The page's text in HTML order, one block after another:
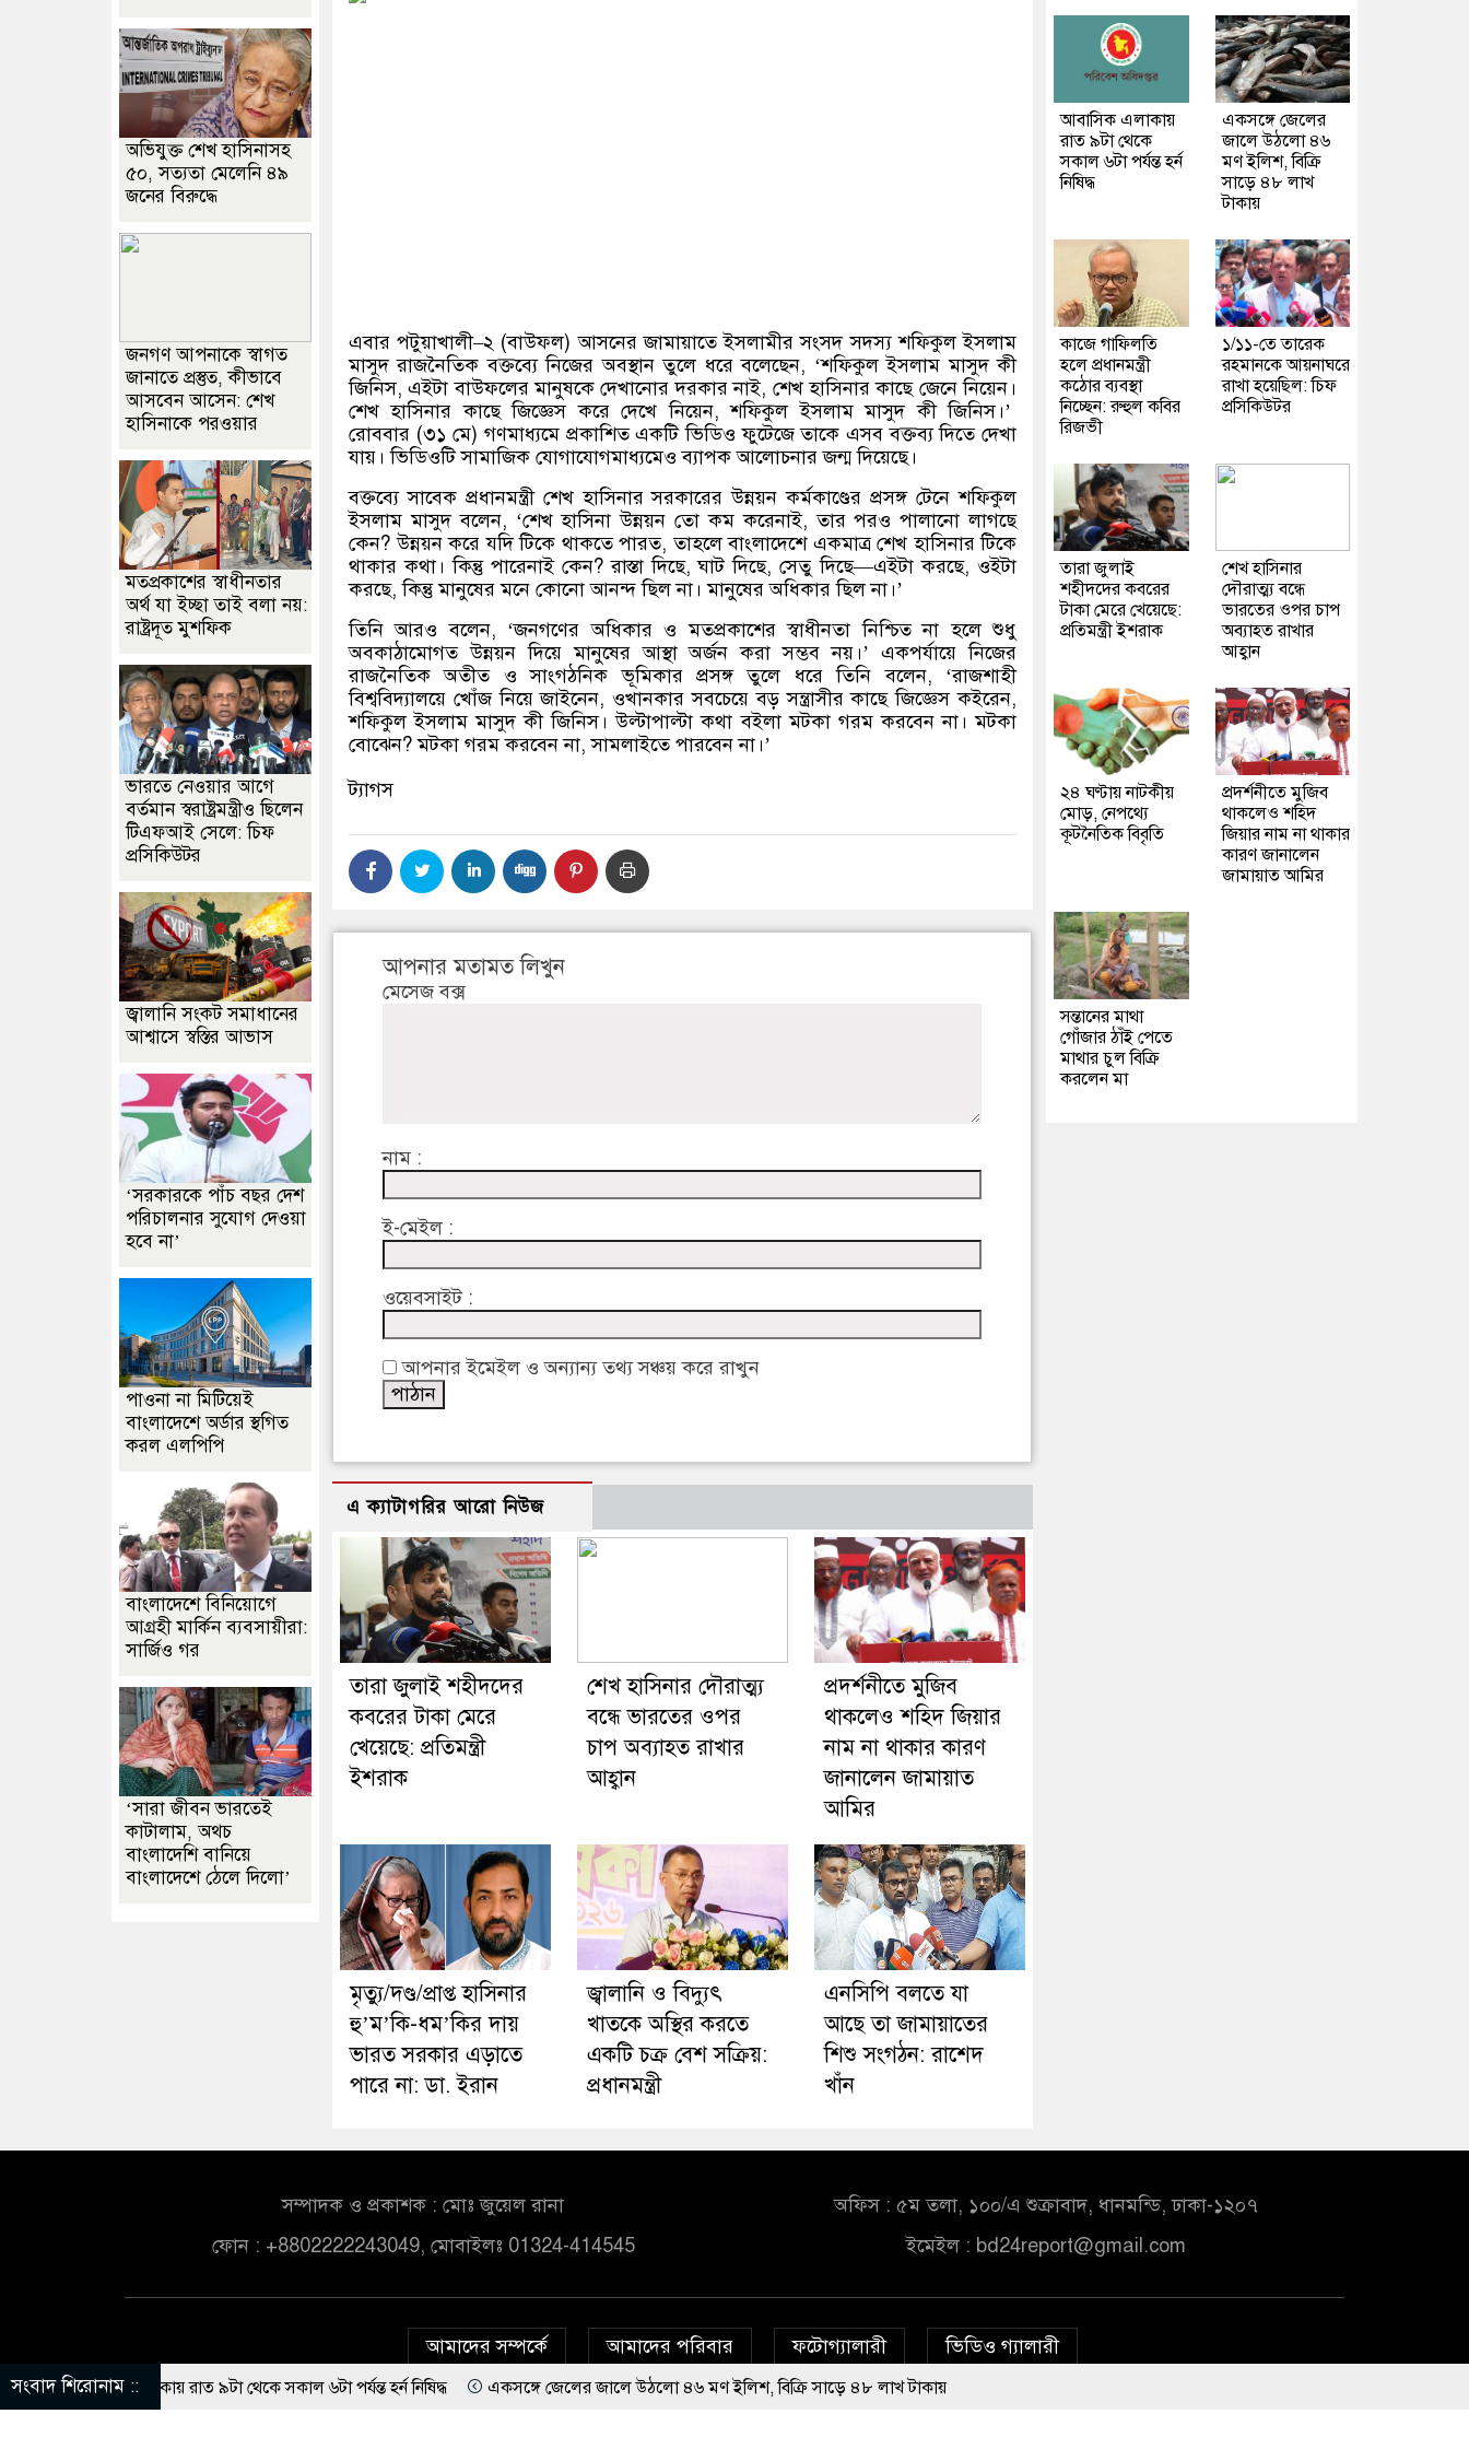
এবার পটুয়াখালী–২ (বাউফল)আসনের জামায়াতে ইসলামীর সংসদ সদস্য শফিকুল ইসলাম
মাসুদ রাজনৈতিক বক্তব্যে নিজের অবস্থান তুলে ধরে বলেছেন, ‘শফিকুল ইসলাম মাসুদ কী
জিনিস,এইটা বাউফলের মানুষকে দেখানোর দরকার নাই, শেখ হাসিনার কাছে জেনে নিয়েন।
শেখ হাসিনার কাছে জিজ্ঞেস করে দেখে নিয়েন,শফিকুল ইসলাম মাসুদ কী জিনিস।’
রোববার (৩১ মে)গণমাধ্যমে প্রকাশিত একটি ভিডিও ফুটেজে তাকে এসব বক্তব্য দিতে দেখা
যায়। ভিডিওটি সামাজিক যোগাযোগমাধ্যমেও ব্যাপক আলোচনার জন্ম দিয়েছে।
বক্তব্যে সাবেক প্রধানমন্ত্রী শেখ হাসিনার সরকারের উন্নয়ন কর্মকাণ্ডের প্রসঙ্গ টেনে শফিকুল
ইসলাম মাসুদ বলেন, ‘শেখ হাসিনা উন্নয়ন তো কম করেনাই,তার পরও পালানো লাগছে
কেন?উন্নয়ন করে যদি টিকে থাকতে পারত,তাহলে বাংলাদেশে একমাত্র শেখ হাসিনার টিকে
থাকার কথা। কিন্তু পারেনাই কেন?রাস্তা দিছে,ঘাট দিছে,সেতু দিছে—এইটা করছে,ওইটা
করছে,কিন্তু মানুষের মনে কোনো আনন্দ ছিল না। মানুষের অধিকার ছিল না।’
তিনি আরও বলেন, ‘জনগণের অধিকার ও মতপ্রকাশের স্বাধীনতা নিশ্চিত না হলে শুধু
অবকাঠামোগত উন্নয়ন দিয়ে মানুষের আস্থা অর্জন করা সম্ভব নয়।’একপর্যায়ে নিজের
রাজনৈতিক অতীত ও সাংগঠনিক ভূমিকার প্রসঙ্গ তুলে ধরে তিনি বলেন, ‘রাজশাহী
বিশ্ববিদ্যালয়ে খোঁজ নিয়ে জাইনেন,ওখানকার সবচেয়ে বড় সন্ত্রাসীর কাছে জিজ্ঞেস কইরেন,
শফিকুল ইসলাম মাসুদ কী জিনিস। উল্টাপাল্টা কথা বইলা মটকা গরম করবেন না। মটকা
বোঝেন?মটকা গরম করবেন না,সামলাইতে পারবেন না।’
ট্যাগস
আপনার মতামত লিখুন
মেসেজ বক্স
নাম :
ই-মেইল :
ওয়েবসাইট :
আপনার ইমেইল ও অন্যান্য তথ্য সঞ্চয় করে রাখুন
এ ক্যাটাগরির আরো নিউজ
তারা জুলাই শহীদদের
কবরের টাকা মেরে
খেয়েছে: প্রতিমন্ত্রী
ইশরাক
শেখ হাসিনার দৌরাত্ম্য
বন্ধে ভারতের ওপর
চাপ অব্যাহত রাখার
আহ্বান
প্রদর্শনীতে মুজিব
থাকলেও শহিদ জিয়ার
নাম না থাকার কারণ
জানালেন জামায়াত
আমির
মৃত্যু/দণ্ড/প্রাপ্ত হাসিনার
হু’ম’কি-ধম’কির দায়
ভারত সরকার এড়াতে
পারে না: ডা. ইরান
জ্বালানি ও বিদ্যুৎ
খাতকে অস্থির করতে
একটি চক্র বেশ সক্রিয়:
প্রধানমন্ত্রী
এনসিপি বলতে যা
আছে তা জামায়াতের
শিশু সংগঠন: রাশেদ
খাঁন
অভিযুক্ত শেখ হাসিনাসহ
৫০, সত্যতা মেলেনি ৪৯
জনের বিরুদ্ধে
জনগণ আপনাকে স্বাগত
জানাতে প্রস্তুত, কীভাবে
আসবেন আসেন: শেখ
হাসিনাকে পরওয়ার
মতপ্রকাশের স্বাধীনতার
অর্থ যা ইচ্ছা তাই বলা নয়:
রাষ্ট্রদূত মুশফিক
ভারতে নেওয়ার আগে
বর্তমান স্বরাষ্ট্রমন্ত্রীও ছিলেন
টিএফআই সেলে: চিফ
প্রসিকিউটর
জ্বালানি সংকট সমাধানের
আশ্বাসে স্বস্তির আভাস
‘সরকারকে পাঁচ বছর দেশ
পরিচালনার সুযোগ দেওয়া
হবে না’
পাওনা না মিটিয়েই
বাংলাদেশে অর্ডার স্থগিত
করল এলপিপি
বাংলাদেশে বিনিয়োগে
আগ্রহী মার্কিন ব্যবসায়ীরা:
সার্জিও গর
‘সারা জীবন ভারতেই
কাটালাম, অথচ
বাংলাদেশি বানিয়ে
বাংলাদেশে ঠেলে দিলো’
আবাসিক এলাকায়
রাত ৯টা থেকে
সকাল ৬টা পর্যন্ত হর্ন
নিষিদ্ধ
একসঙ্গে জেলের
জালে উঠলো ৪৬
মণ ইলিশ, বিক্রি
সাড়ে ৪৮ লাখ
টাকায়
কাজে গাফিলতি
হলে প্রধানমন্ত্রী
কঠোর ব্যবস্থা
নিচ্ছেন: রুহুল কবির
রিজভী
১/১১-তে তারেক
রহমানকে আয়নাঘরে
রাখা হয়েছিল: চিফ
প্রসিকিউটর
তারা জুলাই
শহীদদের কবরের
টাকা মেরে খেয়েছে:
প্রতিমন্ত্রী ইশরাক
শেখ হাসিনার
দৌরাত্ম্য বন্ধে
ভারতের ওপর চাপ
অব্যাহত রাখার
আহ্বান
২৪ ঘণ্টায় নাটকীয়
মোড়, নেপথ্যে
কূটনৈতিক বিবৃতি
প্রদর্শনীতে মুজিব
থাকলেও শহিদ
জিয়ার নাম না থাকার
কারণ জানালেন
জামায়াত আমির
সন্তানের মাথা
গোঁজার ঠাঁই পেতে
মাথার চুল বিক্রি
করলেন মা
সম্পাদক ও প্রকাশক : মোঃ জুয়েল রানা
ফোন : +8802222243049, মোবাইলঃ 01324-414545
অফিস : ৫ম তলা, ১০০/এ শুক্রাবাদ, ধানমন্ডি, ঢাকা-১২০৭
ইমেইল : bd24report@gmail.com
আমাদের সম্পর্কে আমাদের পরিবার ফটোগ্যালারী ভিডিও গ্যালারী
সংবাদ শিরোনাম ::
এলাকায় রাত ৯টা থেকে সকাল ৬টা পর্যন্ত হর্ন নিষিদ্ধ একসঙ্গে জেলের জালে উঠলো ৪৬ মণ ইলিশ, বিক্রি সাড়ে ৪৮ লাখ টাকায়